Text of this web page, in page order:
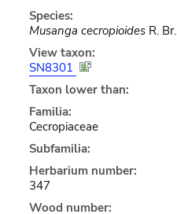
Species:
Musanga cecropioidesR.
View taxon:
SN8301
Taxon lower than:
Familia:
Cecropiaceae
Subfamilia:
Herbarium number:
347
Wood number: